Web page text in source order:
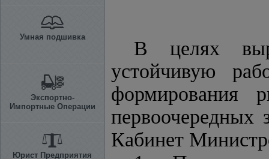
Умная подшивка
Экспортно-
Импортные Операции
Юрист Предприятия
В целях
устойчивую
формирования
первоочередных
Кабинет